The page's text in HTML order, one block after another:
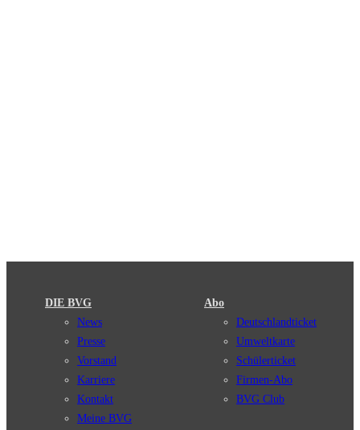
DIE BVG
News
Presse
Vorstand
Karriere
Kontakt
Meine BVG
Abo
Deutschlandticket
Umweltkarte
Schülerticket
Firmen-Abo
BVG Club